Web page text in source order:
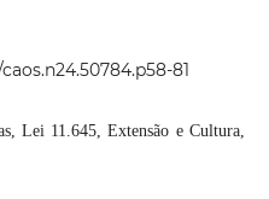
81
Lei 11.645, Extensão e Cultura,